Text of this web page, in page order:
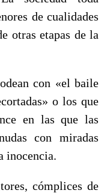
de cualidades
otras etapas de la
con «el baile
o los que
en las que las
con miradas
inocencia.
cómplices de